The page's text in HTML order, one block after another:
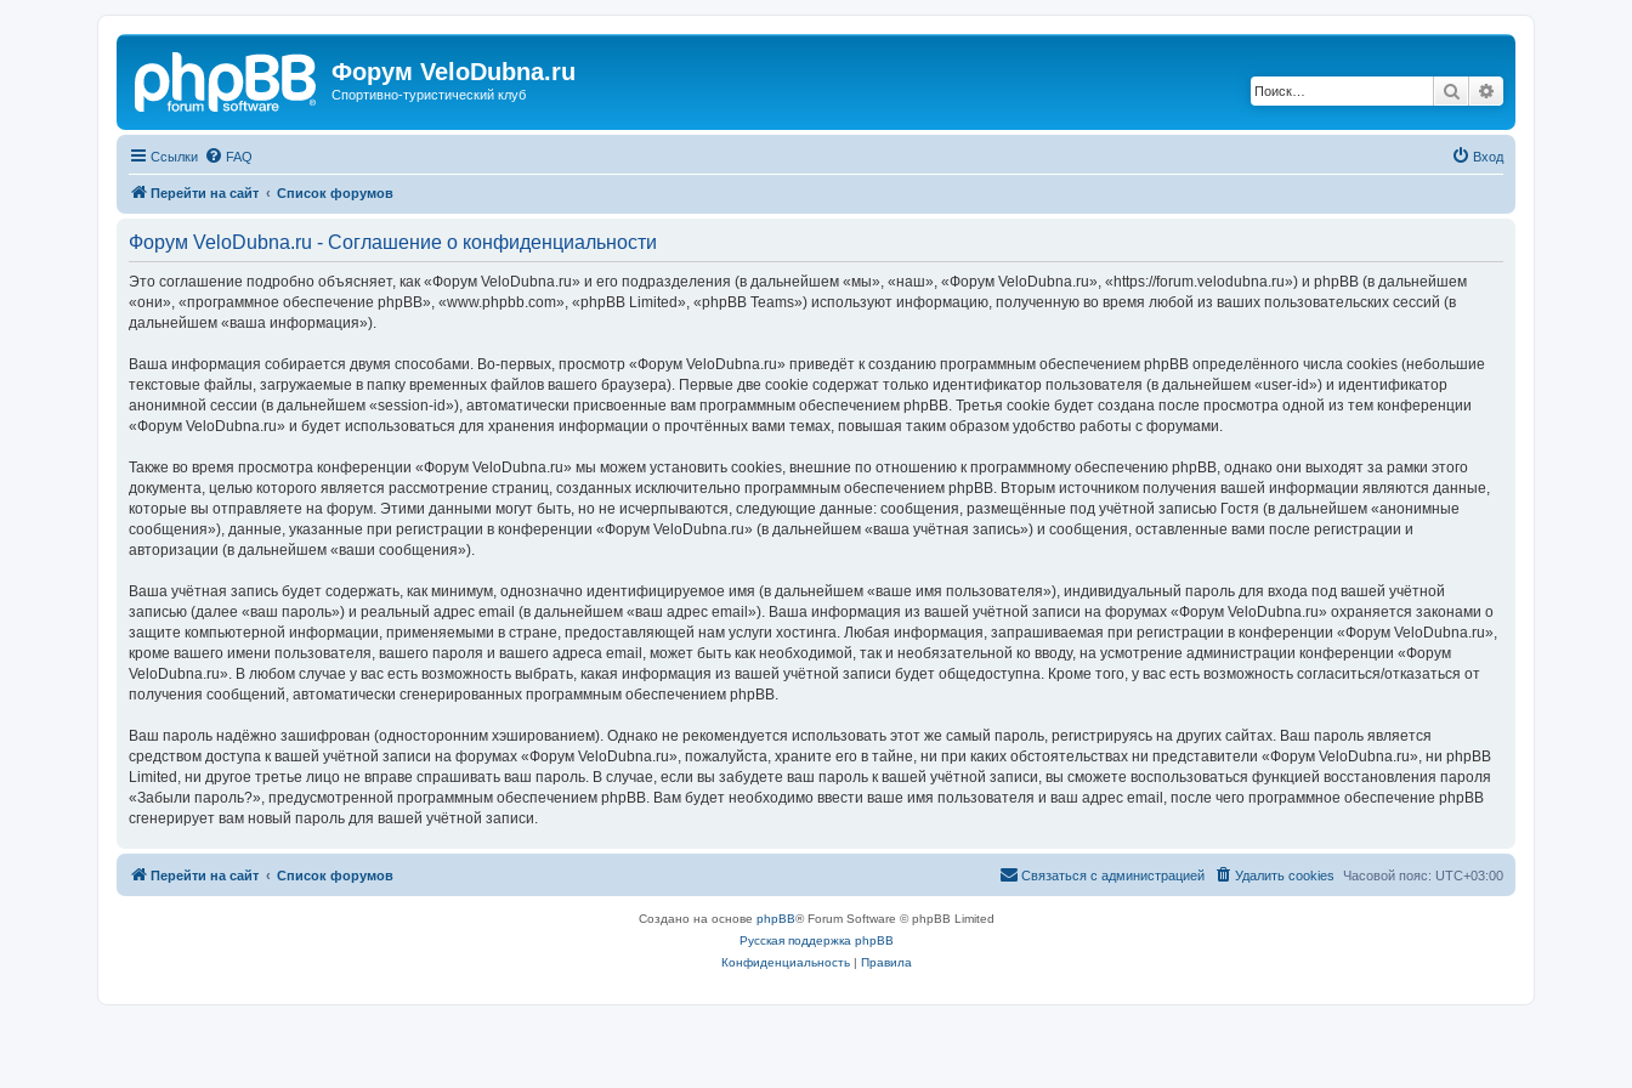
Форум VeloDubna.ru
Спортивно-туристический клуб Поиск
Ссылки FAQ Вход
Перейти на сайт Список форумов
Форум VeloDubna.ru - Соглашение о конфиденциальности
Это соглашение подробно объясняет, как «Форум VeloDubna.ru» и его подразделения (в дальнейшем «мы», «наш», «Форум VeloDubna.ru», «https://forum.velodubna.ru») и phpBB (в дальнейшем
«они», «программное обеспечение phpBB», «www.phpbb.com», «phpBB Limited», «phpBB Teams») используют информацию, полученную во время любой из ваших пользовательских сессий (в
дальнейшем «ваша информация»).
Ваша информация собирается двумя способами. Во-первых, просмотр «Форум VeloDubna.ru» приведёт к созданию программным обеспечением phpBB определённого числа cookies (небольшие
текстовые файлы, загружаемые в папку временных файлов вашего браузера). Первые две cookie содержат только идентификатор пользователя (в дальнейшем «user-id») и идентификатор
анонимной сессии (в дальнейшем «session-id»), автоматически присвоенные вам программным обеспечением phpBB. Третья cookie будет создана после просмотра одной из тем конференции
«Форум VeloDubna.ru» и будет использоваться для хранения информации о прочтённых вами темах, повышая таким образом удобство работы с форумами.
Также во время просмотра конференции «Форум VeloDubna.ru» мы можем установить cookies, внешние по отношению к программному обеспечению phpBB, однако они выходят за рамки этого
документа, целью которого является рассмотрение страниц, созданных исключительно программным обеспечением phpBB. Вторым источником получения вашей информации являются данные,
которые вы отправляете на форум. Этими данными могут быть, но не исчерпываются, следующие данные: сообщения, размещённые под учётной записью Гостя (в дальнейшем «анонимные
сообщения»), данные, указанные при регистрации в конференции «Форум VeloDubna.ru» (в дальнейшем «ваша учётная запись») и сообщения, оставленные вами после регистрации и
авторизации (в дальнейшем «ваши сообщения»).
Ваша учётная запись будет содержать, как минимум, однозначно идентифицируемое имя (в дальнейшем «ваше имя пользователя»), индивидуальный пароль для входа под вашей учётной
записью (далее «ваш пароль») и реальный адрес email (в дальнейшем «ваш адрес email»). Ваша информация из вашей учётной записи на форумах «Форум VeloDubna.ru» охраняется законами о
защите компьютерной информации, применяемыми в стране, предоставляющей нам услуги хостинга. Любая информация, запрашиваемая при регистрации в конференции «Форум VeloDubna.ru»,
кроме вашего имени пользователя, вашего пароля и вашего адреса email, может быть как необходимой, так и необязательной ко вводу, на усмотрение администрации конференции «Форум
VeloDubna.ru». В любом случае у вас есть возможность выбрать, какая информация из вашей учётной записи будет общедоступна. Кроме того, у вас есть возможность согласиться/отказаться от
получения сообщений, автоматически сгенерированных программным обеспечением phpBB.
Ваш пароль надёжно зашифрован (односторонним хэшированием). Однако не рекомендуется использовать этот же самый пароль, регистрируясь на других сайтах. Ваш пароль является
средством доступа к вашей учётной записи на форумах «Форум VeloDubna.ru», пожалуйста, храните его в тайне, ни при каких обстоятельствах ни представители «Форум VeloDubna.ru», ни phpBB
Limited, ни другое третье лицо не вправе спрашивать ваш пароль. В случае, если вы забудете ваш пароль к вашей учётной записи, вы сможете воспользоваться функцией восстановления пароля
«Забыли пароль?», предусмотренной программным обеспечением phpBB. Вам будет необходимо ввести ваше имя пользователя и ваш адрес email, после чего программное обеспечение phpBB
сгенерирует вам новый пароль для вашей учётной записи.
Перейти на сайт Список форумов Часовой пояс: UTC+03:00
Удалить cookies
Связаться с администрацией
Создано на основе phpBB® Forum Software © phpBB Limited
Русская поддержка phpBB
Конфиденциальность| Правила